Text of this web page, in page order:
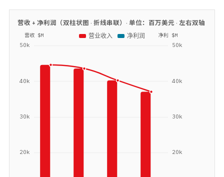
营收 + 净利润（双柱状图 · 折线串联）· 单位： 百万美元 · 左右双轴